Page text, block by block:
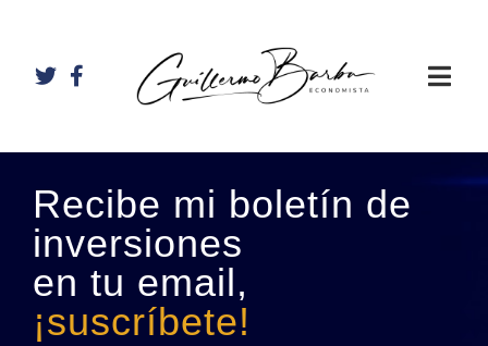
Recibe mi boletín de
inversiones
en tu email,
¡suscríbete!